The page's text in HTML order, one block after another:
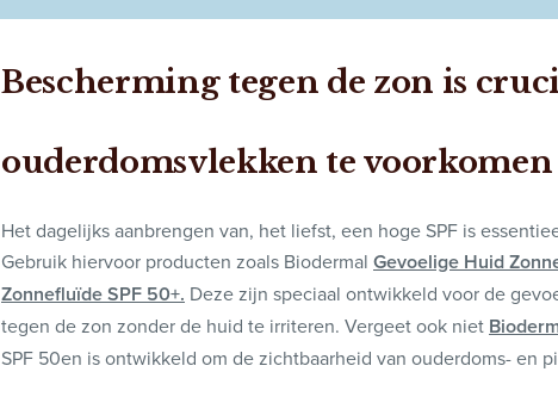
Bescherming tegen de zon is
ouderdomsvlekken te voorkomen
Het dagelijks aanbrengen van, het liefst, een hoge SPF is
Gebruik hiervoor producten zoals Biodermal Gevoelige Huid
Zonnefluïde SPF 50+. Deze zijn speciaal ontwikkeld voor de
tegen de zon zonder de huid te irriteren. Vergeet ook niet
SPF 50en is ontwikkeld om de zichtbaarheid van ouderdoms- en